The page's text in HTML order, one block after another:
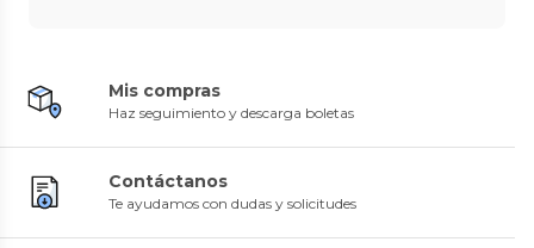
Mis compras
Haz seguimiento y descarga boletas
Contáctanos
Te ayudamos con dudas y solicitudes